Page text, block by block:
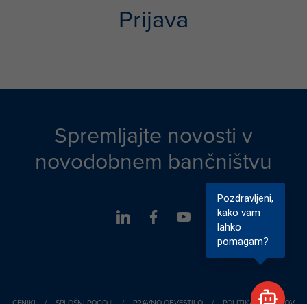
Prijava
Spremljajte novosti v
novodobnem bančništvu
Pozdravljeni,
kako vam
lahko
pomagam?